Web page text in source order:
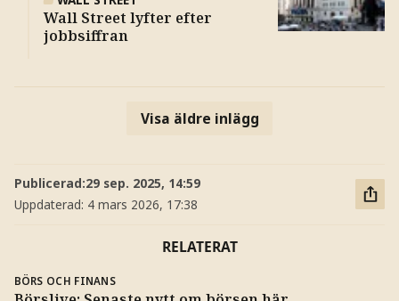
Wall Street lyfter efter
jobbsiffran
Visa äldre inlägg
Publicerad:29 sep. 2025, 14:59
Uppdaterad: 4 mars 2026, 17:38
RELATERAT
BÖRS OCH FINANS